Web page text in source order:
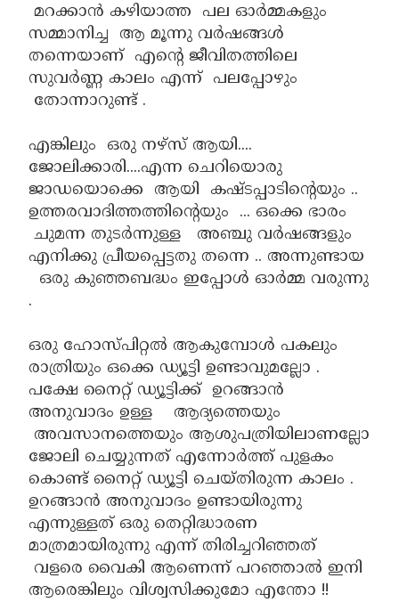
മറക്കാൻ കഴിയാത്ത പല ഓർമ്മകളും
സമ്മാനിച്ച ആ മൂന്നു വർഷങ്ങൾ
തന്നെയാണ് എന്റെ ജീവിതത്തിലെ
സുവർണ്ണ കാലം എന്ന് പലപ്പോഴും
തോന്നാറുണ്ട് .
എങ്കിലും ഒരു നഴ്‌സ്‌ ആയി....
ജോലിക്കാരി....എന്ന ചെറിയൊരു
ജാഡയൊക്കെ ആയി കഷ്ടപ്പാടിന്റെയും ..
ഉത്തരവാദിത്തത്തിന്റെയും ... ഒക്കെ ഭാരം
ചുമന്ന തുടർന്നുള്ള അഞ്ചു വർഷങ്ങളും
എനിക്കു പ്രീയപ്പെട്ടതു തന്നെ .. അന്നുണ്ടായ
ഒരു കുഞ്ഞബദ്ധം ഇപ്പോൾ ഓർമ്മ വരുന്നു
.
ഒരു ഹോസ്പിറ്റൽ ആകുമ്പോൾ പകലും
രാത്രിയും ഒക്കെ ഡ്യൂട്ടി ഉണ്ടാവുമല്ലോ .
പക്ഷേ നൈറ്റ് ഡ്യൂട്ടിക്ക് ഉറങ്ങാൻ
അനുവാദം ഉള്ള ആദ്യത്തെയും
അവസാനത്തെയും ആശുപത്രിയിലാണല്ലോ
ജോലി ചെയ്യുന്നത് എന്നോർത്ത് പുളകം
കൊണ്ട് നൈറ്റ് ഡ്യൂട്ടി ചെയ്തിരുന്ന കാലം .
ഉറങ്ങാൻ അനുവാദം ഉണ്ടായിരുന്നു
എന്നുള്ളത് ഒരു തെറ്റിദ്ധാരണ
മാത്രമായിരുന്നു എന്ന് തിരിച്ചറിഞ്ഞത്
വളരെ വൈകി ആണെന്ന് പറഞ്ഞാൽ ഇനി
ആരെങ്കിലും വിശ്വസിക്കുമോ എന്തോ !!